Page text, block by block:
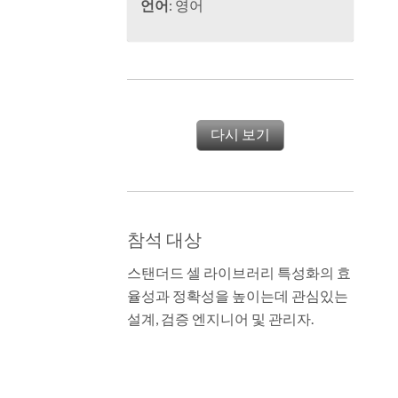
언어 : 영어
다시 보기
참석 대상
스탠더드 셀 라이브러리 특성화의 효
율성과 정확성을 높이는데 관심있는
설계, 검증 엔지니어 및 관리자.